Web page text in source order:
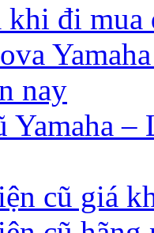
đi mua
nay
Yamaha
cũ giá